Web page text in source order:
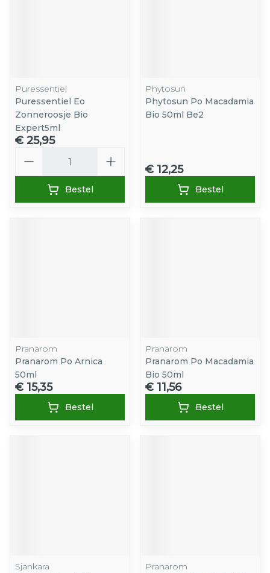
Puressentiel
Puressentiel Eo
Zonneroosje Bio
Expert5ml
€ 25,95
Bestel
Phytosun
Phytosun Po Macadamia
Bio 50ml Be2
€ 12,25
Bestel
Pranarom
Pranarom Po Arnica
50ml
€ 15,35
Bestel
Pranarom
Pranarom Po Macadamia
Bio 50ml
€ 11,56
Bestel
Sjankara
Pranarom